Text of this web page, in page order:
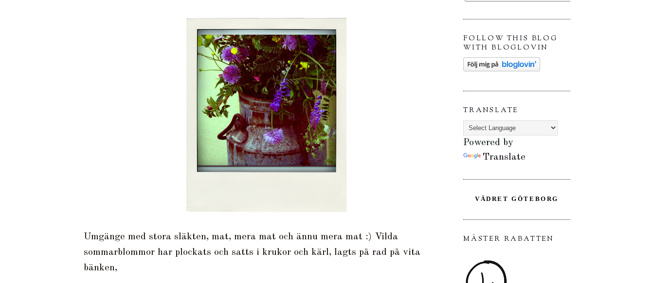
Umgänge med stora släkten, mat, mera mat och ännu mera mat :) Vilda
sommarblommor har plockats och satts i krukor och kärl, lagts på rad på vita
bänken,
FOLLOW THIS BLOG
WITH BLOGLOVIN
TRANSLATE
Powered by
Translate
VÄDRET GÖTEBORG
MÄSTER RABATTEN